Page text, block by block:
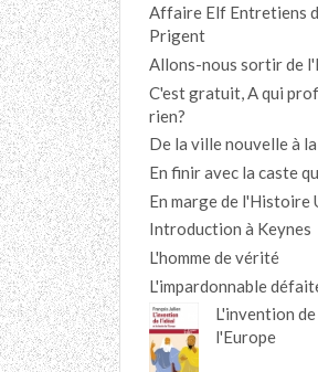
Affaire Elf Entretiens
Prigent
Allons-nous sortir de
C'est gratuit, A qui
rien?
De la ville nouvelle à
En finir avec la caste
En marge de l'Histoire
Introduction à Keynes
L'homme de vérité
L'impardonnable
L'invention
l'Europe